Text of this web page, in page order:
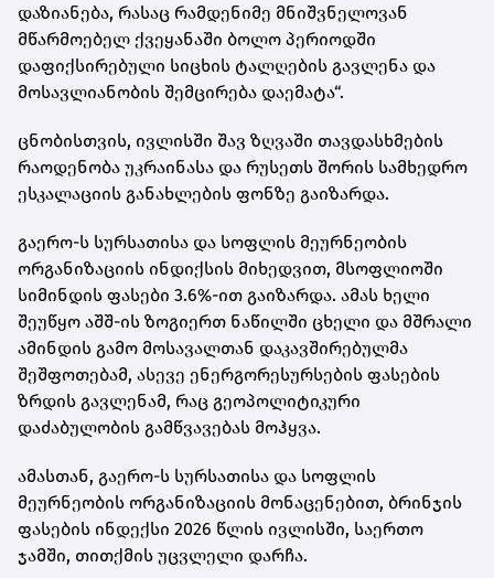
დაზიანება, რასაც რამდენიმე მნიშვნელოვან
მწარმოებელ ქვეყანაში ბოლო პერიოდში
დაფიქსირებული სიცხის ტალღების გავლენა და
მოსავლიანობის შემცირება დაემატა“.
ცნობისთვის, ივლისში შავ ზღვაში თავდასხმების
რაოდენობა უკრაინასა და რუსეთს შორის სამხედრო
ესკალაციის განახლების ფონზე გაიზარდა.
გაერო-ს სურსათისა და სოფლის მეურნეობის
ორგანიზაციის ინდიქსის მიხედვით, მსოფლიოში
სიმინდის ფასები 3.6%-ით გაიზარდა. ამას ხელი
შეუწყო აშშ-ის ზოგიერთ ნაწილში ცხელი და მშრალი
ამინდის გამო მოსავალთან დაკავშირებულმა
შეშფოთებამ, ასევე ენერგორესურსების ფასების
ზრდის გავლენამ, რაც გეოპოლიტიკური
დაძაბულობის გამწვავებას მოჰყვა.
ამასთან, გაერო-ს სურსათისა და სოფლის
მეურნეობის ორგანიზაციის მონაცენებით, ბრინჯის
ფასების ინდექსი 2026 წლის ივლისში, საერთო
ჯამში, თითქმის უცვლელი დარჩა.